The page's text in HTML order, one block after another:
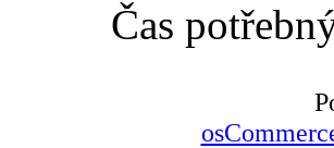
Čas